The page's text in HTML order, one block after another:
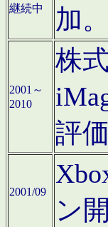
継続中
加。
2001～
2010
株
評
2001/09
ン